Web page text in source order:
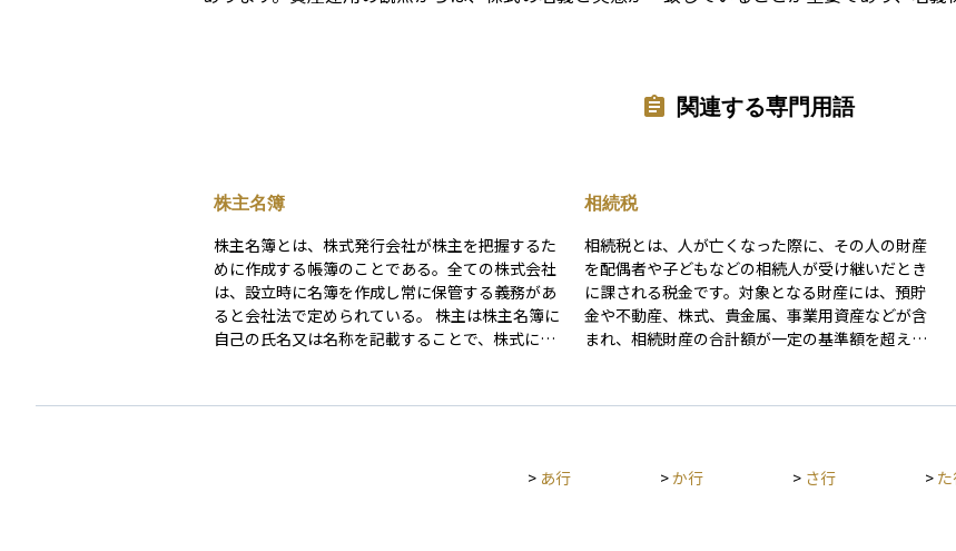
関連する専門用語
株主名簿
株主名簿とは、株式発行会社が株主を把握するた
めに作成する帳簿のことである。全ての株式会社
は、設立時に名簿を作成し常に保管する義務があ
ると会社法で定められている。 株主は株主名簿に
自己の氏名又は名称を記載することで、株式に対
相続税
相続税とは、人が亡くなった際に、その人の財産
を配偶者や子どもなどの相続人が受け継いだとき
に課される税金です。対象となる財産には、預貯
金や不動産、株式、貴金属、事業用資産などが含
まれ、相続財産の合計額が一定の基準額を超える
礎控除があり、この範囲内であれば原則として税
り、10％〜55％の累進税率が適用されます。 さら
> あ行 >か行 > さ行 >